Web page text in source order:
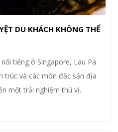
DU KHÁCH KHÔNG THỂ
tiếng ở Singapore, Lau Pa
trúc và các món đặc sản địa
một trải nghiệm thú vị.